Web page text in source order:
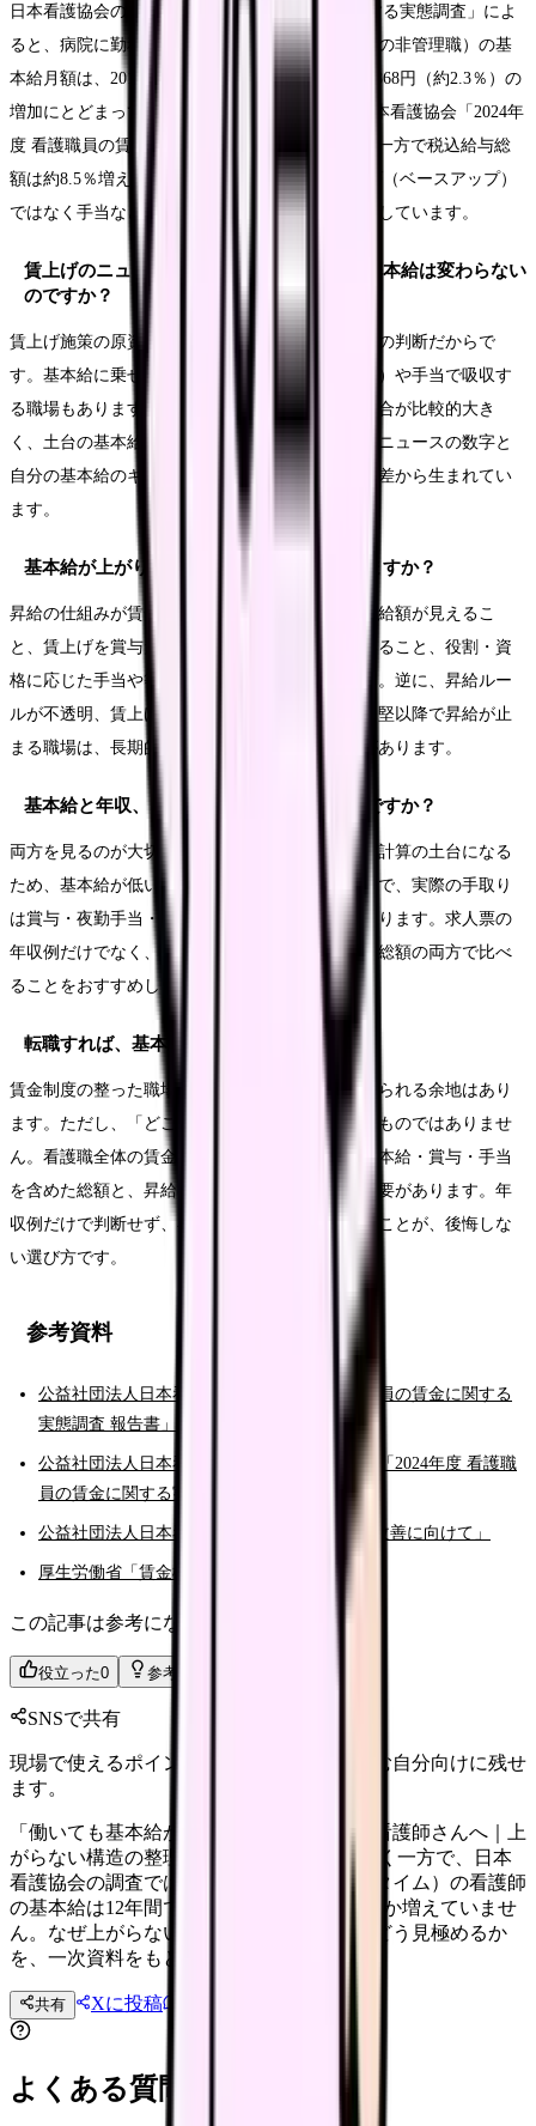
日本看護協会の「2024年度 看護職員の賃金に関する実態調査」によ
ると、病院に勤務する看護師（正規・フルタイムの非管理職）の基
本給月額は、2012年から2024年までの12年間で5,868円（約2.3％）の
増加にとどまっています(Source: 公益社団法人日本看護協会「2024年
度 看護職員の賃金に関する実態調査 報告書」)。一方で税込給与総
額は約8.5％増えており、協会は基本給の引き上げ（ベースアップ）
ではなく手当などによる引き上げが中心だと分析しています。
賃上げのニュースがあるのに、なぜ自分の基本給は変わらない
のですか？
賃上げ施策の原資をどう配分するかは、職場ごとの判断だからで
す。基本給に乗せる職場もあれば、賞与（一時金）や手当で吸収す
る職場もあります。看護職は賞与や夜勤手当の割合が比較的大き
く、土台の基本給が伸びにくい構造もあります。ニュースの数字と
自分の基本給のギャップは、こうした配分と職場差から生まれてい
ます。
基本給が上がりやすい職場は、どう見分けますか？
昇給の仕組みが賃金規程で明文化され、毎年の昇給額が見えるこ
と、賃上げを賞与だけでなく基本給に反映していること、役割・資
格に応じた手当や等級制度があることが目安です。逆に、昇給ルー
ルが不透明、賃上げを一時金だけで吸収する、中堅以降で昇給が止
まる職場は、長期的に基本給が伸びにくい傾向があります。
基本給と年収、どちらで職場を比べるべきですか？
両方を見るのが大切です。基本給は賞与や手当の計算の土台になる
ため、基本給が低いと総額にも影響します。一方で、実際の手取り
は賞与・夜勤手当・残業手当を含めた総額で決まります。求人票の
年収例だけでなく、基本給の水準と昇給の伸び、総額の両方で比べ
ることをおすすめします。
転職すれば、基本給は上がりますか？
賃金制度の整った職場に移ることで、土台を上げられる余地はあり
ます。ただし、「どこかに行けば一気に上がる」ものではありませ
ん。看護職全体の賃金水準という構造もあり、基本給・賞与・手当
を含めた総額と、昇給の伸びまで含めて比べる必要があります。年
収例だけで判断せず、昇給の仕組みまで確認することが、後悔しな
い選び方です。
参考資料
公益社団法人日本看護協会「2024年度 看護職員の賃金に関する
実態調査 報告書」（PDF）
公益社団法人日本看護協会 ニュースリリース「2024年度 看護職
員の賃金に関する実態調査」結果（PDF）
公益社団法人日本看護協会「看護職員の処遇改善に向けて」
厚生労働省「賃金構造基本統計調査」
この記事は参考になりましたか？
役立った0 参考になった
SNSで共有
現場で使えるポイントを、同僚やあとで読む自分向けに残せ
ます。
「働いても基本給が上がらない」と感じる看護師さんへ｜上
がらない構造の整理 賃上げのニュースが続く一方で、日本
看護協会の調査では病院勤務（正規・フルタイム）の看護師
の基本給は12年間で約2.3％（月5,868円）しか増えていませ
ん。なぜ上がらないのか、職場ごとの差をどう見極めるか
を、一次資料をもとに整理します。
共有 Xに投稿
よくある質問